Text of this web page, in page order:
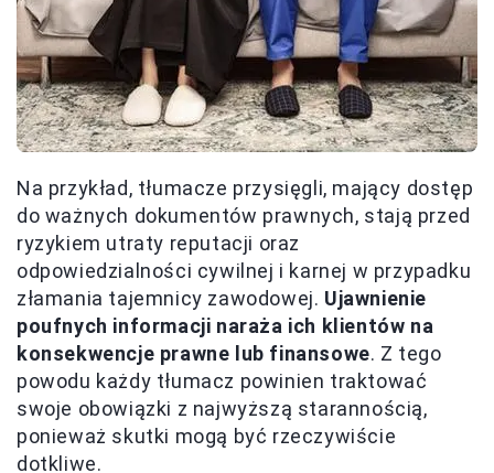
Na przykład, tłumacze przysięgli, mający dostęp
do ważnych dokumentów prawnych, stają przed
ryzykiem utraty reputacji oraz
odpowiedzialności cywilnej i karnej w przypadku
złamania tajemnicy zawodowej. Ujawnienie
poufnych informacji naraża ich klientów na
konsekwencje prawne lub finansowe. Z tego
powodu każdy tłumacz powinien traktować
swoje obowiązki z najwyższą starannością,
ponieważ skutki mogą być rzeczywiście
dotkliwe.